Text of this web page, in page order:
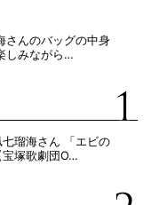
さんのバッグの中身
しみながら…
瑠海さん 「エビの
宝塚歌劇団O…